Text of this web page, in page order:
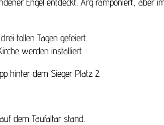
tollen Tagen gefeiert.
werden installiert.
hinter dem Sieger Platz 2.
dem Taufaltar stand.